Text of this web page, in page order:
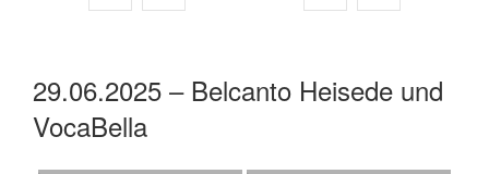
29.06.2025 – Belcanto Heisede und
VocaBella